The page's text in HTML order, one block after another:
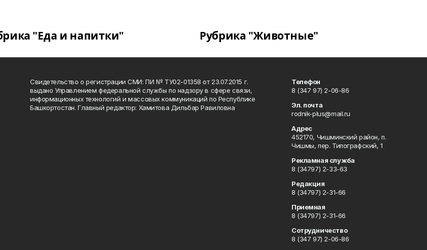
"Еда и напитки" Рубрика "Животные"
Свидетельство о регистрации СМИ: ПИ № ТУ02-01358 от 23.07.2015 г.
выдано Управлением федеральной службы по надзору в сфере связи,
информационных технологий и массовых коммуникаций по Республике
Башкортостан. Главный редактор: Хамитова Дильбар Равиловна
Телефон
8 (347 97) 2-06-86
Эл. почта
rodnik-plus@mail.ru
Адрес
452170, Чишминский район, п.
Чишмы, пер. Типографский, 1
Рекламная служба
8 (34797) 2-33-63
Редакция
8 (34797) 2-31-66
Приемная
8 (34797) 2-31-66
Сотрудничество
8 (347 97) 2-06-86